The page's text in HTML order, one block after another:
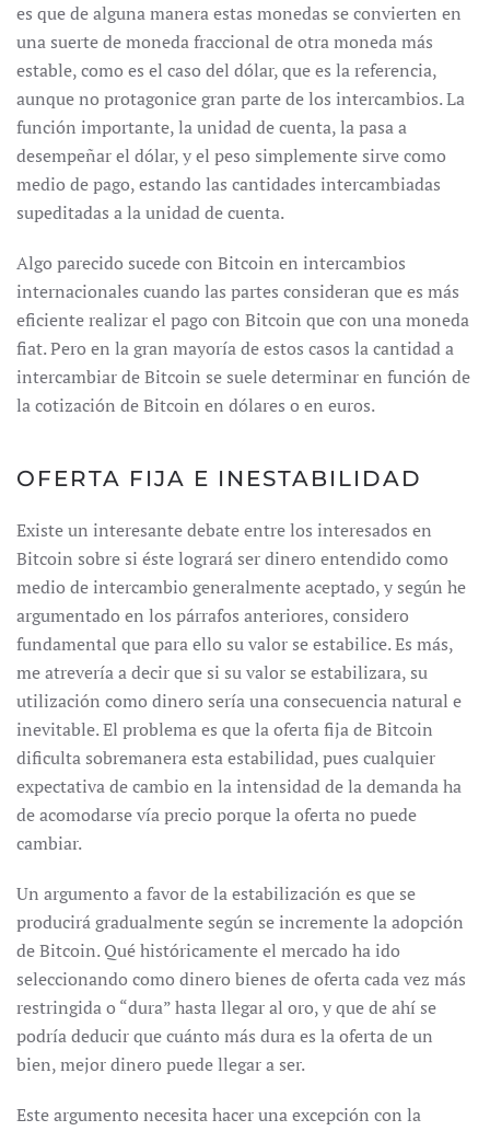
es que de alguna manera estas monedas se convierten en
una suerte de moneda fraccional de otra moneda más
estable, como es el caso del dólar, que es la referencia,
aunque no protagonice gran parte de los intercambios. La
función importante, la unidad de cuenta, la pasa a
desempeñar el dólar, y el peso simplemente sirve como
medio de pago, estando las cantidades intercambiadas
supeditadas a la unidad de cuenta.
Algo parecido sucede con Bitcoin en intercambios
internacionales cuando las partes consideran que es más
eficiente realizar el pago con Bitcoin que con una moneda
fiat. Pero en la gran mayoría de estos casos la cantidad a
intercambiar de Bitcoin se suele determinar en función de
la cotización de Bitcoin en dólares o en euros.
OFERTA FIJA E INESTABILIDAD
Existe un interesante debate entre los interesados en
Bitcoin sobre si éste logrará ser dinero entendido como
medio de intercambio generalmente aceptado, y según he
argumentado en los párrafos anteriores, considero
fundamental que para ello su valor se estabilice. Es más,
me atrevería a decir que si su valor se estabilizara, su
utilización como dinero sería una consecuencia natural e
inevitable. El problema es que la oferta fija de Bitcoin
dificulta sobremanera esta estabilidad, pues cualquier
expectativa de cambio en la intensidad de la demanda ha
de acomodarse vía precio porque la oferta no puede
cambiar.
Un argumento a favor de la estabilización es que se
producirá gradualmente según se incremente la adopción
de Bitcoin. Qué históricamente el mercado ha ido
seleccionando como dinero bienes de oferta cada vez más
restringida o “dura” hasta llegar al oro, y que de ahí se
podría deducir que cuánto más dura es la oferta de un
bien, mejor dinero puede llegar a ser.
Este argumento necesita hacer una excepción con la